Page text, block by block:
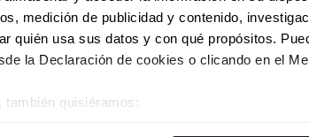
medición de publicidad y contenido,
quién usa sus datos y con qué propósitos.
la Declaración de cookies o clicando en el
también quisiéramos:
de los vehículos sin distintivo ambiental, los
el nivel de aviso se mantenga durante cuatro
la circulación de vehículos CERO y ECO, y el
José Amador, en rueda de prensa.